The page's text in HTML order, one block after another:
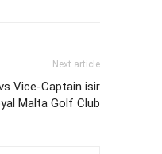
Next article
Vice-Captain isir
Malta Golf Club